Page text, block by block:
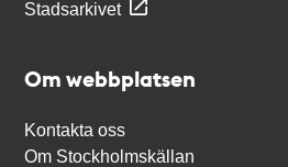
Stadsarkivet
Om webbplatsen
Kontakta oss
Om Stockholmskällan